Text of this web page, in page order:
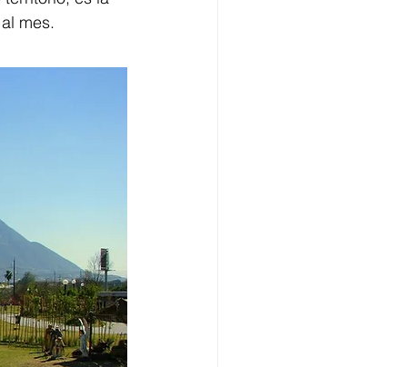
mes.